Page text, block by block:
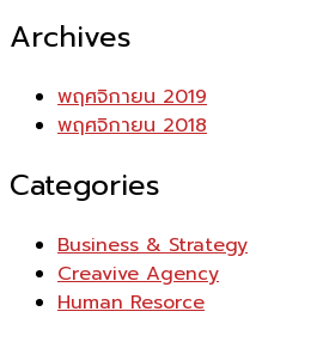
Archives
พฤศจิกายน 2019
พฤศจิกายน 2018
Categories
Business & Strategy
Creavive Agency
Human Resorce